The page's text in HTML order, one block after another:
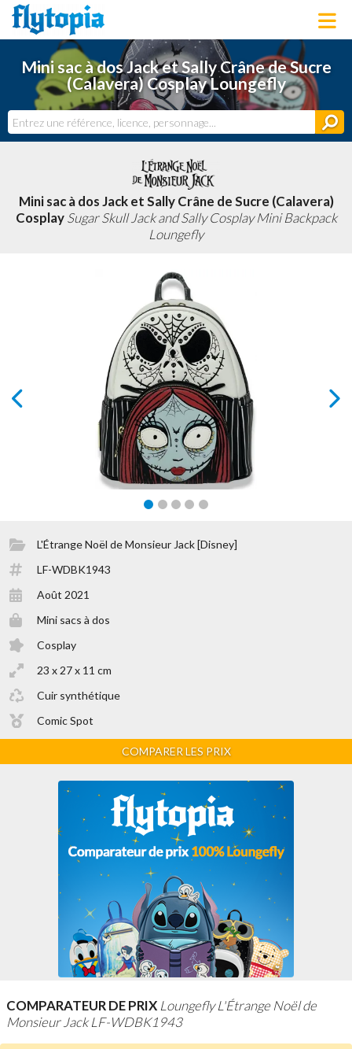
LOUNGEFLY
LICENCES
NOUVEAUTÉS
BONS PLANS
ACTUALITÉS
DERNIERS AJOUTS
Mini sac à dos Jack et Sally Crâne de Sucre
(Calavera) Cosplay Loungefly
Mini sac à dos Jack et Sally Crâne de Sucre (Calavera)
CosplaySugar Skull Jack and Sally Cosplay Mini Backpack
Loungefly
L'Étrange Noël de Monsieur Jack [Disney]
LF-WDBK1943
Août 2021
Mini sacs à dos
Cosplay
23 x 27 x 11 cm
Cuir synthétique
Comic Spot
COMPARER LES PRIX
COMPARATEUR DE PRIX Loungefly L'Étrange Noël de
Monsieur Jack LF-WDBK1943